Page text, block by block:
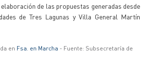
de las propuestas generadas desde
de Tres Lagunas y Villa General Martín
en Fsa. en Marcha - Fuente: Subsecretaría de